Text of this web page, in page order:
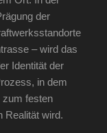
der
– wird das
Iden­ti­tät der
in dem
zum fes­ten
Rea­li­tät wird.